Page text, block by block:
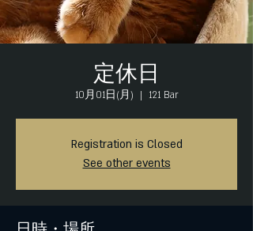
定休日
10月01日(月)
  |
121 Bar
Registration is Closed
See other events